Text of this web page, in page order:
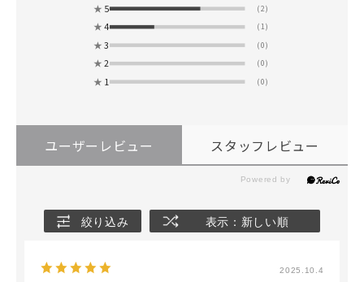
★ 5 (2)
★ 4 (1)
★ 3 (0)
★ 2 (0)
★ 1 (0)
ユーザーレビュー スタッフレビュー
絞り込み 表示：新しい順
2025.10.4